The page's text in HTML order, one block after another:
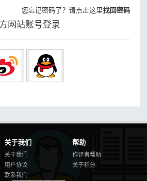
您忘记密码了？请点击这里找回密码
网站账号登录
关于我们
关于我们
用户协议
联系我们
帮助
作译者帮助
关于积分